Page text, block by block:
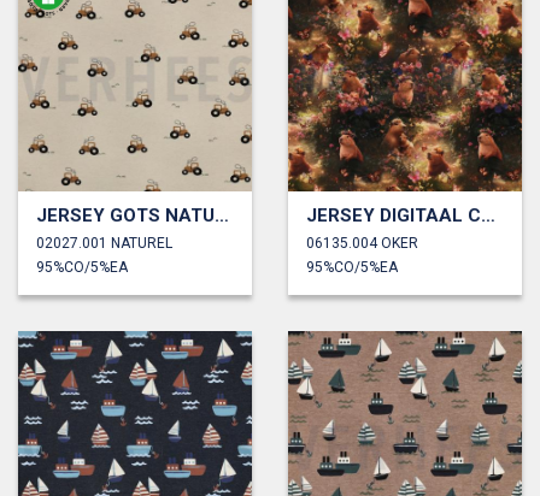
JERSEY GOTS NATUREL TRACTORS
02027.001 NATUREL
95%CO/5%EA
JERSEY DIGITAAL CAPYBARA’S
06135.004 OKER
95%CO/5%EA